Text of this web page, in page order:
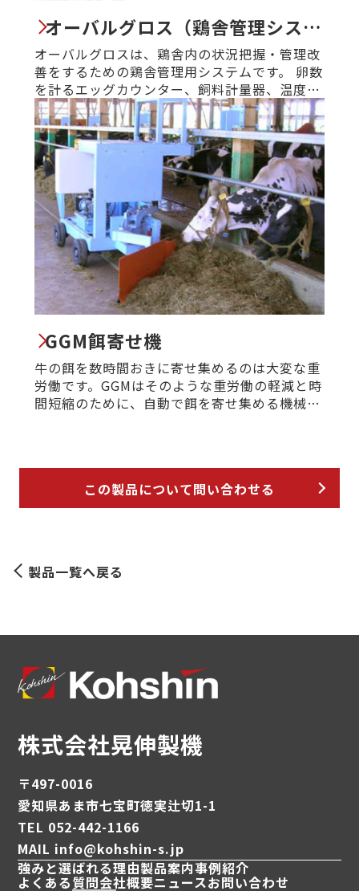
オーバルグロス（鶏舎管理システ
ム）
オーバルグロスは、鶏舎内の状況把握・管理改
善をするための鶏舎管理用システムです。 卵数
を計るエッグカウンター、飼料計量器、温度セ
ンサー、水道メーター等を組み合わせ、そのデ
ータを一元管理することができます。
GGM餌寄せ機
牛の餌を数時間おきに寄せ集めるのは大変な重
労働です。GGMはそのような重労働の軽減と時
間短縮のために、自動で餌を寄せ集める機械で
この製品について問い合わせる
製品一覧へ戻る
株式会社晃伸製機
〒497-0016
愛知県あま市七宝町徳実辻切1-1
TEL 052-442-1166
MAIL info@kohshin-s.jp
強みと選ばれる理由製品案内事例紹介
よくある質問会社概要ニュースお問い合わせ